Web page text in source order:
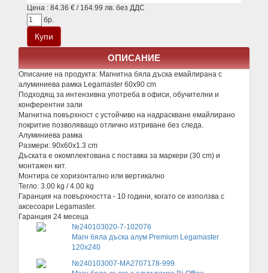
Цена : 84.36 € / 164.99 лв. без ДДС
бр.
ОПИСАНИЕ
Описание на продукта: Магнитна бяла дъска емайлирана с
алуминиева рамка Legamaster 60х90 cm
Подходящ за интензивна употреба в офиси, обучителни и
конферентни зали
Магнитна повърхност с устойчивo на надраскване емайлирано
покритие позволяващо отлично изтриване без следа.
Алуминиева рамка
Размери: 90x60x1.3 cm
Дъската е окомплектована с поставка за маркери (30 cm) и
монтажен кит.
Монтира се хоризонтално или вертикално
Тегло: 3.00 kg / 4.00 kg
Гаранция на повърхността - 10 години, когато се използва с
аксесоари Legamaster.
Гаранция 24 месеца
№240103020-7-102076
Магн бяла дъска алум Premium Legamaster
120х240
№240103007-MA2707178-999